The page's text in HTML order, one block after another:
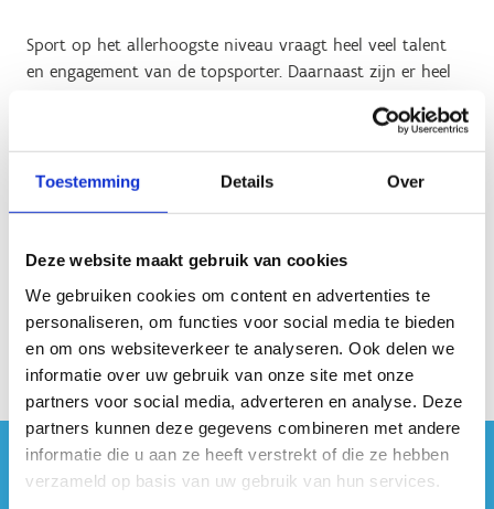
Toestemming Details Over
Deze website maakt gebruik van cookies
We gebruiken cookies om content en advertenties te
personaliseren, om functies voor social media te bieden
en om ons websiteverkeer te analyseren. Ook delen we
informatie over uw gebruik van onze site met onze
partners voor social media, adverteren en analyse. Deze
partners kunnen deze gegevens combineren met andere
informatie die u aan ze heeft verstrekt of die ze hebben
verzameld op basis van uw gebruik van hun services.
Sport op het allerhoogste niveau vraagt heel veel talent
en engagement van de topsporter. Daarnaast zijn er heel
loon van de coach, de kinesist, arts, diëtist,... die hem/haar
begeleidt, maar evengoed de kosten om deel te nemen aan
internationale wedstrijden, het op stage gaan, de aankoop
Vlaamse topsporters ook op financieel vlak, zodat het
grootste deel van de kosten niet door de topsporter zelf
gedragen moeten worden.
#sportersbelevenmeer